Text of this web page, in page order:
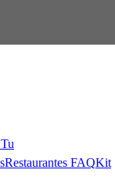
Restaurantes FAQKit